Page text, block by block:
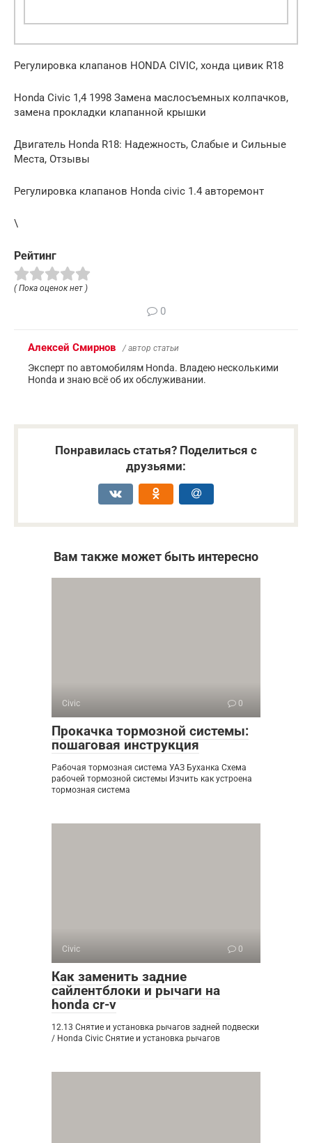
Регулировка клапанов HONDA CIVIC, хонда цивик R18
Honda Civic 1,4 1998 Замена маслосъемных колпачков,
замена прокладки клапанной крышки
Двигатель Honda R18: Надежность, Слабые и Сильные
Места, Отзывы
Регулировка клапанов Honda civic 1.4 авторемонт
\
Рейтинг
( Пока оценок нет )
0
Алексей Смирнов / автор статьи
Эксперт по автомобилям Honda. Владею несколькими
Honda и знаю всё об их обслуживании.
Понравилась статья? Поделиться с
друзьями:
Вам также может быть интересно
Civic 0
Прокачка тормозной системы:
пошаговая инструкция
Рабочая тормозная система УАЗ Буханка Схема
рабочей тормозной системы Изчить как устроена
тормозная система
Civic 0
Как заменить задние
сайлентблоки и рычаги на
honda cr-v
12.13 Снятие и установка рычагов задней подвески
/ Honda Civic Снятие и установка рычагов